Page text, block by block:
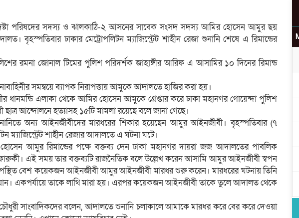
পরিষদের সদস্য ও ঝালকাঠি-২ আসনের সাবেক সংসদ সদস্য আমির হোসেন আমুর ছয়
বৃহস্পতিবার ঢাকার মেট্রোপলিটন ম্যাজিস্ট্রেট শাহীন রেজা শুনানি শেষে এ রিমান্ডের
রমনা জোনাল টিমের পুলিশ পরিদর্শক জাহাঙ্গীর আরিফ এ আসামির ১০ দিনের রিমান্ড
সমন্বয়ে ব্যাপক নিরাপত্তায় আমুকে আদালতে হাজির করা হয়।
ধানমন্ডি এলাকা থেকে আমির হোসেন আমুকে গ্রেপ্তার করে ঢাকা মহানগর গোয়েন্দা পুলিশ
ছাত্র আন্দোলনে হত্যাসহ ১৫টি মামলা রয়েছে বলে জানা গেছে।
অন্য আইনজীবীদের মারধরের শিকার হয়েছেন আমুর আইনজীবী। বৃহস্পতিবার (৭
ম্যাজিস্ট্রেট শাহীন রেজার আদালতে এ ঘটনা ঘটে।
আমুর রিমান্ডের পক্ষে বক্তব্য দেন ঢাকা মহানগর দায়রা জজ আদালতের পাবলিক
এই সময় তার বক্তব্যটি রাজনৈতিক বলে উল্লেখ করেন আসামি আমুর আইনজীবী স্বপন
বেশ কয়েকজন আইনজীবী আমুর আইনজীবী মারধর শুরু করেন। মারধরের ঘটনায় তিনি
একপর্যায়ে তাকে লাথি মারা হয়। এরপর কয়েকজন আইনজীবী তাকে তুলে আদালত থেকে
সাংবাদিকদের বলেন, আদালতে শুনানি চলাকালে আমাকে মারধর করে বের করে দেওয়া